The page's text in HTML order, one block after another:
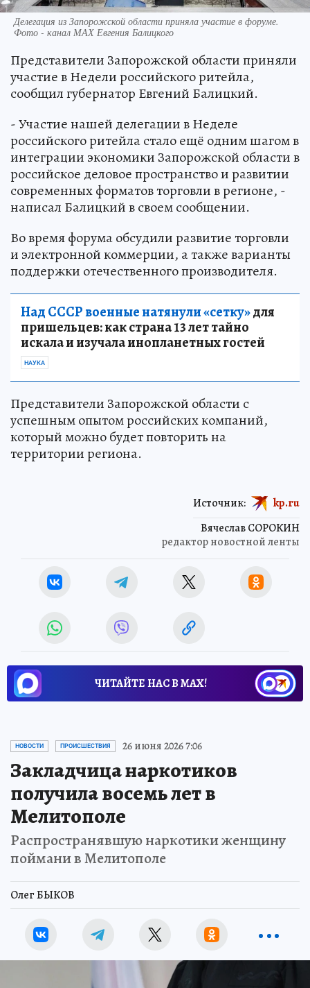
Делегация из Запорожской области приняла участие в форуме.
Фото - канал МАХ Евгения Балицкого
Представители Запорожской области приняли
участие в Недели российского ритейла,
сообщил губернатор Евгений Балицкий.
- Участие нашей делегации в Неделе
российского ритейла стало ещё одним шагом в
интеграции экономики Запорожской области в
российское деловое пространство и развитии
современных форматов торговли в регионе, -
написал Балицкий в своем сообщении.
Во время форума обсудили развитие торговли
и электронной коммерции, а также варианты
поддержки отечественного производителя.
Над СССР военные натянули «сетку»для
пришельцев: как страна 13 лет тайно
искала и изучала инопланетных гостей
НАУКА
Представители Запорожской области с
успешным опытом российских компаний,
который можно будет повторить на
территории региона.
Вячеслав СОРОКИН
редактор новостной ленты
Источник: kp.ru
ЧИТАЙТЕ НАС В МАХ!
НОВОСТИ ПРОИСШЕСТВИЯ 26 июня 2026 7:06
Закладчица наркотиков
получила восемь лет в
Мелитополе
Распространявшую наркотики женщину
поймани в Мелитополе
Олег БЫКОВ